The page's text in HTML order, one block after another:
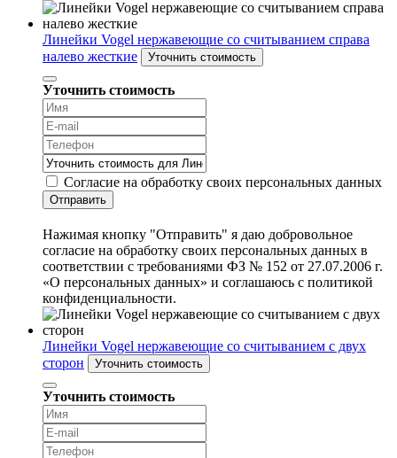
Линейки Vogel нержавеющие со считыванием справа
налево жесткие
Уточнить стоимость
Уточнить стоимость
Согласие на обработку своих персональных данных
Отправить
Нажимая кнопку "Отправить" я даю добровольное
согласие на обработку своих персональных данных в
соответствии с требованиями ФЗ № 152 от 27.07.2006 г.
«О персональных данных» и соглашаюсь с политикой
конфиденциальности.
Линейки Vogel нержавеющие со считыванием с двух
сторон
Уточнить стоимость
Уточнить стоимость